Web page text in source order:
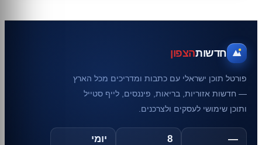
חדשותהצפון
פורטל תוכן ישראלי עם כתבות ומדריכים מכל הארץ
— חדשות אזוריות, בריאות, פיננסים, לייף סטייל
ותוכן שימושי לעסקים ולצרכנים.
—
8 יומי